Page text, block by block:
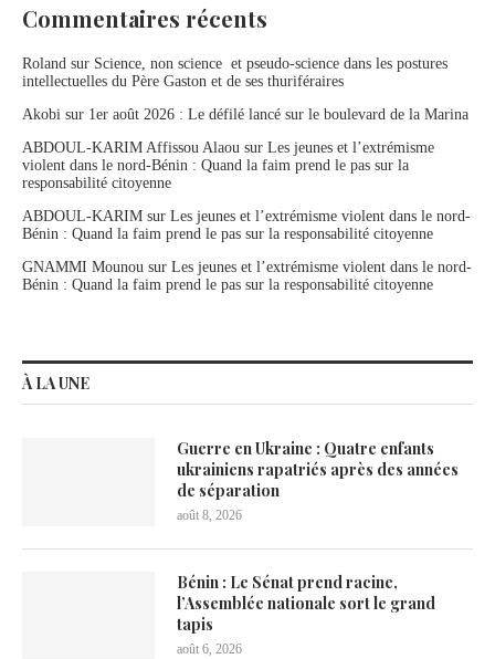
Commentaires récents
Roland sur Science, non science et pseudo-science dans les postures
intellectuelles du Père Gaston et de ses thuriféraires
Akobi sur 1er août 2026 : Le défilé lancé sur le boulevard de la Marina
ABDOUL-KARIM Affissou Alaou sur Les jeunes et l’extrémisme
violent dans le nord-Bénin : Quand la faim prend le pas sur la
responsabilité citoyenne
ABDOUL-KARIM sur Les jeunes et l’extrémisme violent dans le nord-
Bénin : Quand la faim prend le pas sur la responsabilité citoyenne
GNAMMI Mounou sur Les jeunes et l’extrémisme violent dans le nord-
Bénin : Quand la faim prend le pas sur la responsabilité citoyenne
À LA UNE
Guerre en Ukraine : Quatre enfants
ukrainiens rapatriés après des années
de séparation
août 8, 2026
Bénin : Le Sénat prend racine,
l’Assemblée nationale sort le grand
tapis
août 6, 2026